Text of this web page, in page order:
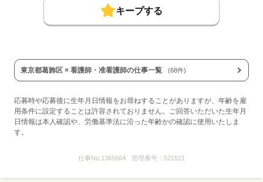
※12/30 0時～1/3 24時
※業績による
■受動喫煙防止措置：
屋内禁煙
応募する
キープする
東京都葛飾区 × 看護師・准看護師の仕事一覧 (68件)
応募時や応募後に生年月日情報をお尋ねすることがありますが、年齢を雇
用条件に設定することは許容されておりません。ご回答いただいた生年月
日情報は本人確認や、労働基準法に沿った年齢かの確認に使用いたしま
す。
仕事No. 1365664 管理番号： 521521